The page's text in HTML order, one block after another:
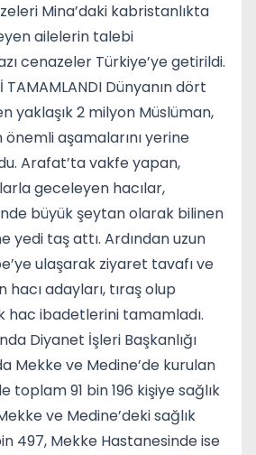
Mina’daki kabristanlıkta
ailelerin talebi
cenazeler Türkiye’ye getirildi.
TAMAMLANDI Dünyanın dört
yaklaşık 2 milyon Müslüman,
aşamalarını yerine
Arafat’ta vakfe yapan,
geceleyen hacılar,
büyük şeytan olarak bilinen
yedi taş attı. Ardından uzun
ulaşarak ziyaret tavafı ve
adayları, tıraş olup
hac ibadetlerini tamamladı.
Diyanet İşleri Başkanlığı
Mekke ve Medine’de kurulan
toplam 91 bin 196 kişiye sağlık
ve Medine’deki sağlık
497, Mekke Hastanesinde ise